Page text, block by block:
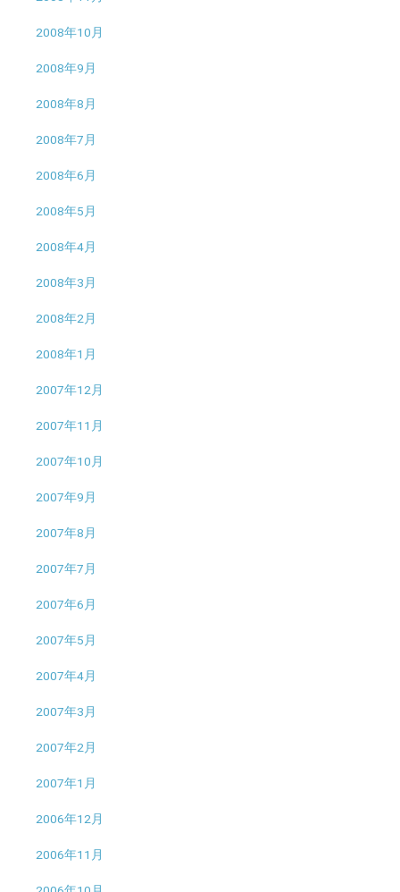
2008年10月
2008年9月
2008年8月
2008年7月
2008年6月
2008年5月
2008年4月
2008年3月
2008年2月
2008年1月
2007年12月
2007年11月
2007年10月
2007年9月
2007年8月
2007年7月
2007年6月
2007年5月
2007年4月
2007年3月
2007年2月
2007年1月
2006年12月
2006年11月